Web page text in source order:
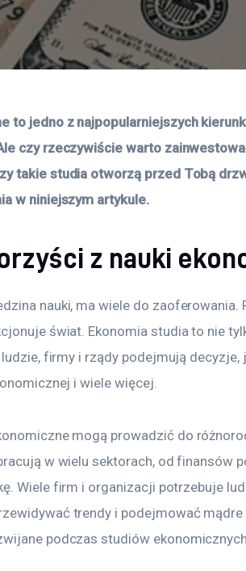
to jedno z najpopularniejszych
czy rzeczywiście warto
takie studia otworzą przed Tobą
w niniejszym artykule.
z nauki
nauki, ma wiele do zaoferowania.
świat. Ekonomia studia to nie
firmy i rządy podejmują decyzje,
i wiele więcej.
mogą prowadzić do
w wielu sektorach, od finansów
Wiele firm i organizacji potrzebuje
trendy i podejmować mądre
podczas studiów ekonomicznych.